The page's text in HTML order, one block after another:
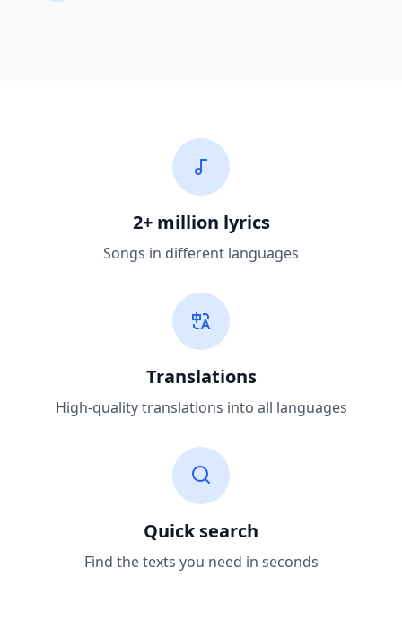
2+ million lyrics
Songs in different languages
Translations
High-quality translations into all languages
Quick search
Find the texts you need in seconds